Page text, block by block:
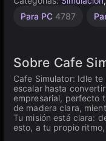
Para PC 4787
Alta
Browser
Sobre Cafe
Cafe Simulator: Idle
escalar hasta
empresarial, perfecto
de madera clara,
Tu misión está clara:
esto, a tu propio